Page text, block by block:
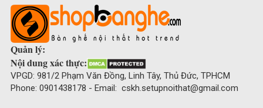
Quản lý:
Nội dung xác thực:
VPGD: 981/2 Phạm Văn Đồng, Linh Tây, Thủ Đức, TPHCM
Phone: 0901438178 - Email: cskh.setupnoithat@gmail.com